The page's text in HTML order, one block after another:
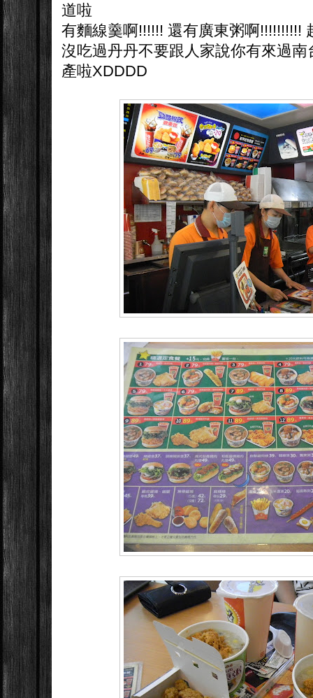
道啦
有麵線羹啊!!!!!! 還有廣東粥啊!!!!!!!!!!
沒吃過丹丹不要跟人家說你有來過
產啦XDDDD